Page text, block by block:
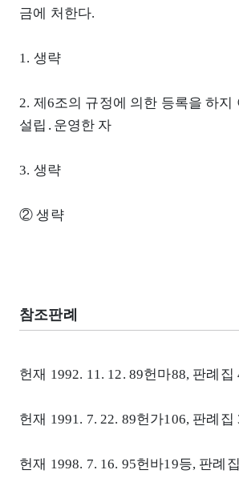
금에 처한다.
1. 생략
2. 제6조의 규정에 의한 등록을 하지
설립․운영한 자
3. 생략
② 생략
참조판례
헌재 1992. 11. 12. 89헌마88, 판례집
헌재 1991. 7. 22. 89헌가106, 판례집
헌재 1998. 7. 16. 95헌바19등, 판례